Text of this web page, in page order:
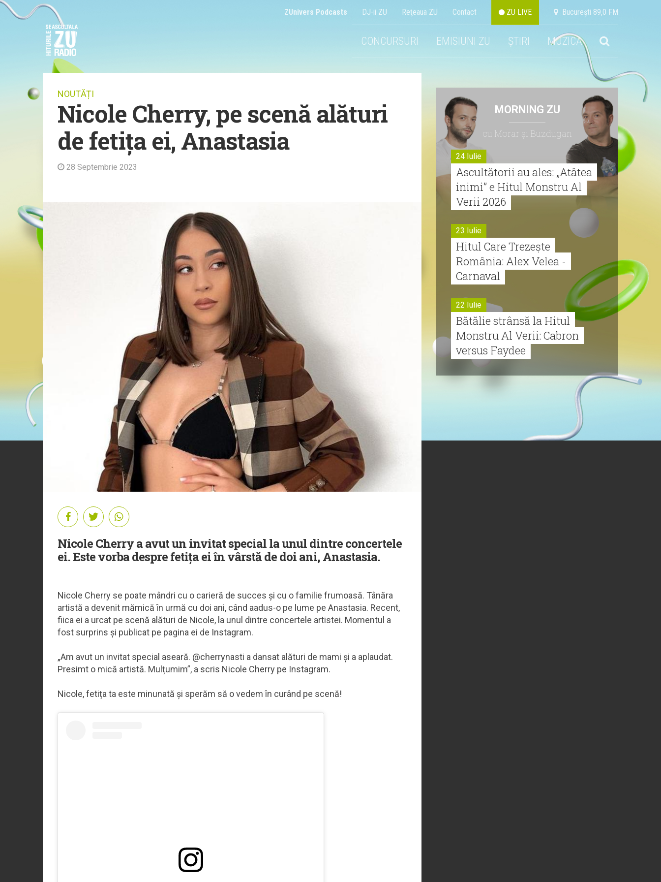
ZUnivers Podcasts DJ-ii ZU Reţeaua ZU Contact ZU LIVE Bucureşti 89,0 FM
CONCURSURI EMISIUNI ZU ȘTIRI MUZICA
NOUTĂȚI
Nicole Cherry, pe scenă alături
de fetița ei, Anastasia
28 Septembrie 2023
Nicole Cherry a avut un invitat special la unul dintre concertele
ei. Este vorba despre fetița ei în vârstă de doi ani, Anastasia.
Nicole Cherry se poate mândri cu o carieră de succes și cu o familie frumoasă. Tânăra
artistă a devenit mămică în urmă cu doi ani, când aadus-o pe lume pe Anastasia. Recent,
fiica ei a urcat pe scenă alături de Nicole, la unul dintre concertele artistei. Momentul a
fost surprins și publicat pe pagina ei de Instagram.
„Am avut un invitat special aseară. @cherrynasti a dansat alături de mami și a aplaudat.
Presimt o mică artistă. Mulțumim”, a scris Nicole Cherry pe Instagram.
Nicole, fetița ta este minunată și sperăm să o vedem în curând pe scenă!
MORNING ZU
cu Morar şi Buzdugan
24 Iulie
Ascultătorii au ales: „Atâtea
inimi” e Hitul Monstru Al
Verii 2026
23 Iulie
Hitul Care Trezește
România: Alex Velea -
Carnaval
22 Iulie
Bătălie strânsă la Hitul
Monstru Al Verii: Cabron
versus Faydee
21 Iulie